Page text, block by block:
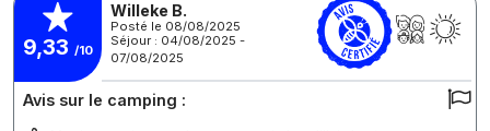
9,33 /10
Willeke B.
Posté le 08/08/2025
Séjour : 04/08/2025 -
07/08/2025
Avis sur le camping :